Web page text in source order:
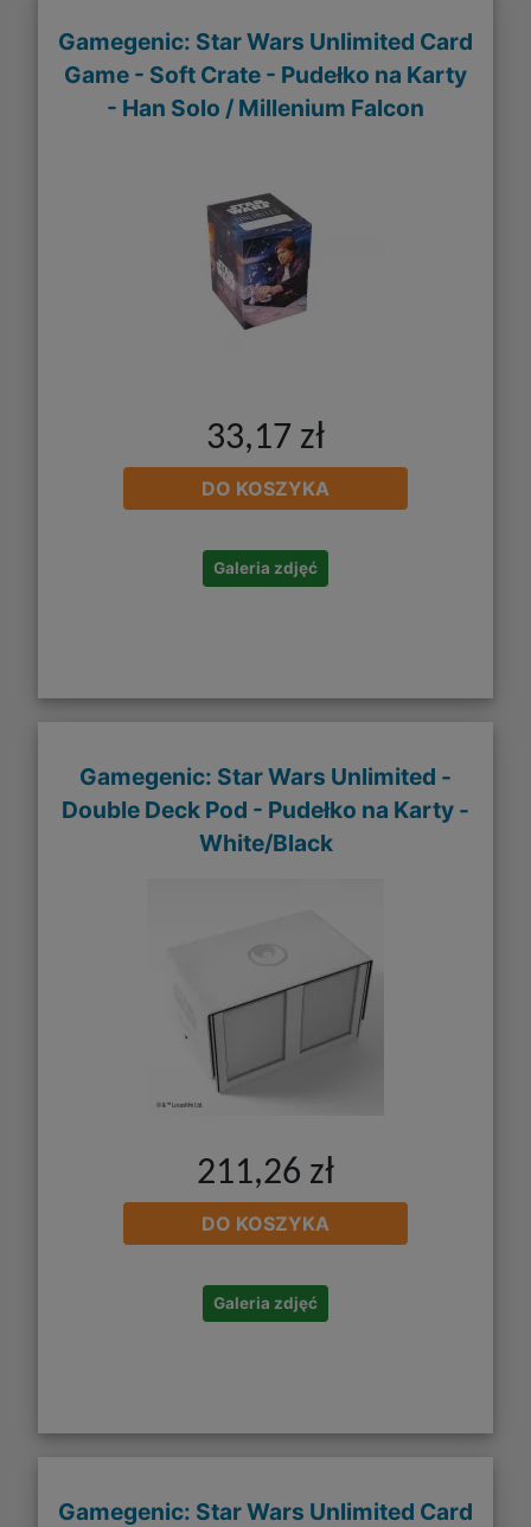
Gamegenic: Star Wars Unlimited Card
Game - Soft Crate - Pudełko na Karty
- Han Solo / Millenium Falcon
33,17 zł
DO KOSZYKA
Galeria zdjęć
Gamegenic: Star Wars Unlimited -
Double Deck Pod - Pudełko na Karty -
White/Black
211,26 zł
DO KOSZYKA
Galeria zdjęć
Gamegenic: Star Wars Unlimited Card